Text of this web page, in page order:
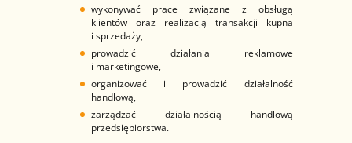
wykonywać prace związane z obsługą
klientów oraz realizacją transakcji kupna
i sprzedaży,
prowadzić działania reklamowe
i marketingowe,
organizować i prowadzić działalność
handlową,
zarządzać działalnością handlową
przedsiębiorstwa.